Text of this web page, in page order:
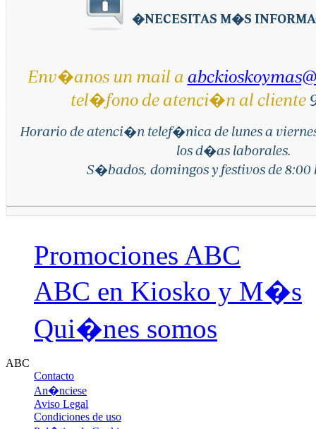
�NECESITAS M�S
Env�anos un mail a
tel�fono de atenci�n al cliente
Horario de atenci�n telef�nica de lunes a
los d�as laborales.
S�bados, domingos y festivos de 8:00
Promociones ABC
ABC en Kiosko y M�s
Qui�nes somos
ABC
Contacto
An�nciese
Aviso Legal
Condiciones de uso